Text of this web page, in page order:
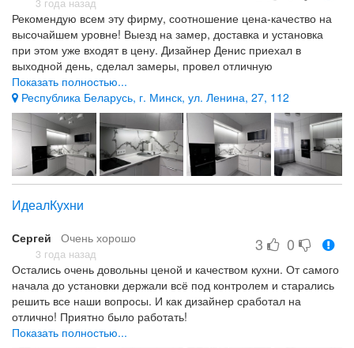
Рекомендую всем эту фирму, соотношение цена-качество на
высочайшем уровне! Выезд на замер, доставка и установка
при этом уже входят в цену. Дизайнер Денис приехал в
выходной день, сделал замеры, провел отличную
консультацию, не накручивал цену, а чётко разъяснял
целесообразность и стоимость дополнительных деталей,
оставляя выбор за нами, с собой были все необходимые
образцы, так что и в офис ехать не пришлось) Установка также
порадовала: оперативно, качественно, с вниманием к
мелочам, и что немаловажно - убрали за собой мусор и
пропылесосили полы! Остались довольны работой и при
Доставка и сборка здесь точно в оговоренный срок и это
всё понравилось
Показать полностью...
Республика Беларусь, г. Минск, ул. Ленина, 27, 112
ИдеалКухни
Сергей Очень хорошо
3 года назад 3 0
Остались очень довольны ценой и качеством кухни. От самого
начала до установки держали всё под контролем и старались
решить все наши вопросы. И как дизайнер сработал на
отлично! Приятно было работать!
дизайнер сработал на отлично!
Показать полностью...